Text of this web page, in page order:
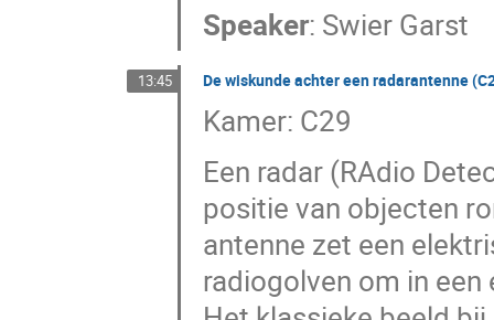
Speaker: Swier Garst
13:45 De wiskunde achter een radarantenne
Kamer: C29
Een radar (RAdio
positie van objecten
antenne zet een
radiogolven om in